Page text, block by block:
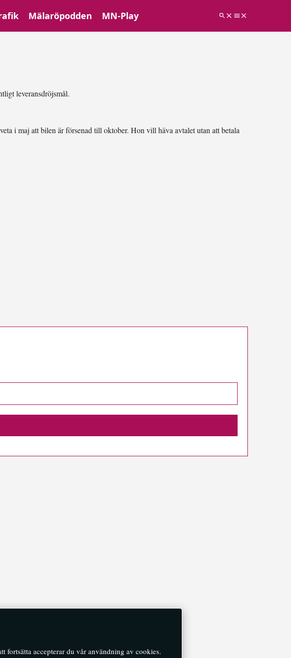
Mälaröpodden MN-Play
leveransdröjsmål.
i maj att bilen är försenad till oktober. Hon vill häva avtalet utan att betala
fortsätta accepterar du vår användning av cookies.